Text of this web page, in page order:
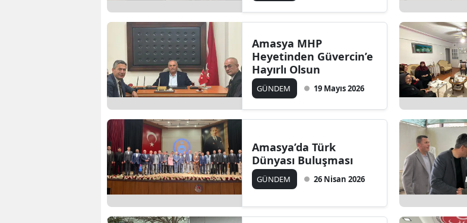
Amasya MHP
Heyetinden Güvercin’e
Hayırlı Olsun
GÜNDEM 19 Mayıs 2026
Amasya’da Türk
Dünyası Buluşması
GÜNDEM 26 Nisan 2026